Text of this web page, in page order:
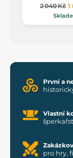
2 040 Kč 1
První a
Vlastní
pro hry,